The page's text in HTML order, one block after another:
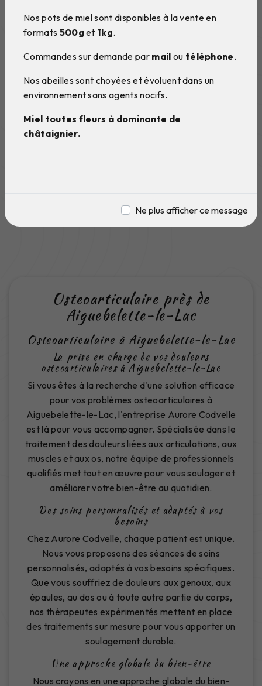
Nos pots de miel sont disponibles à la vente en
formats 500g et 1kg.
Commandes sur demande par mail ou téléphone.
Nos abeilles sont choyées et évoluent dans un
environnement sans agents nocifs.
Miel toutes fleurs à dominante de
châtaignier.
Ne plus afficher ce message
Osteoarticulaire près de
Aiguebelette-le-Lac
Osteoarticulaire à Aiguebelette-le-Lac
La prise en charge de vos douleurs
osteoarticulaires à Aiguebelette-le-Lac
Si vous êtes à la recherche d'une solution efficace
pour vos problèmes osteoarticulaires à
Aiguebelette-le-Lac, l'entreprise Aurore Codvelle
est là pour vous accompagner. Spécialisée dans le
traitement des douleurs liées aux articulations, aux
muscles et aux os, notre équipe de professionnels
qualifiés met tout en œuvre pour vous soulager et
améliorer votre bien-être au quotidien.
Des soins personnalisés et adaptés à vos
besoins
Chez Aurore Codvelle, chaque patient est unique.
Nous vous proposons des séances de soins
personnalisés, adaptés à vos besoins spécifiques.
Que vous souffriez de douleurs aux genoux, aux
épaules, au dos ou à toute autre partie du corps,
nos thérapeutes expérimentés mettent en place
des traitements sur mesure pour vous apporter un
soulagement durable.
Une approche globale du bien-être
Nous croyons en une approche globale du bien-